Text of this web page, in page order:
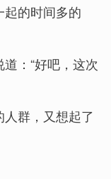
的时间多的
：“好吧，这次
群，又想起了